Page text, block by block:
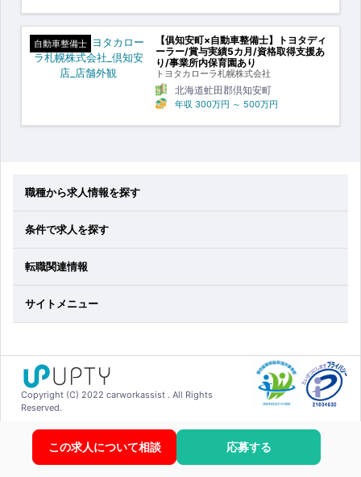
この求人について相談 応募する
自動車整備士
【俱知安町×自動車整備士】トヨタディ
ーラー/賞与実績5カ月/資格取得支援あ
り/事業所内保育園あり
トヨタカローラ札幌株式会社
北海道虻田郡倶知安町
年収 300万円 ～ 500万円
職種から求人情報を探す
条件で求人を探す
転職関連情報
サイトメニュー
Copyright (C) 2022 carworkassist . All Rights
Reserved.